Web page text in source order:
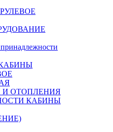
И ОТОПЛЕНИЯ
КАБИНЫ